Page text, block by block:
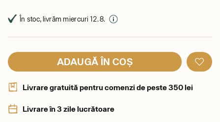
În stoc, livrăm miercuri 12. 8.
ADAUGĂ ÎN COȘ
Livrare gratuită pentru comenzi de peste 350 lei
Livrare în 3 zile lucrătoare